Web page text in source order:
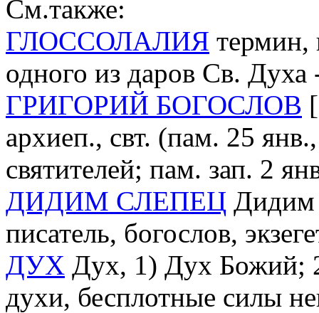
См.также:
ГЛОССОЛАЛИЯ термин,
одного из даров Св. Духа
ГРИГОРИЙ БОГОСЛОВ
архиеп., свт. (пам. 25
святителей; пам. зап. 2
ДИДИМ СЛЕПЕЦ Дидим
писатель, богослов,
ДУХ Дух, 1) Дух Божий;
духи, бесплотные силы